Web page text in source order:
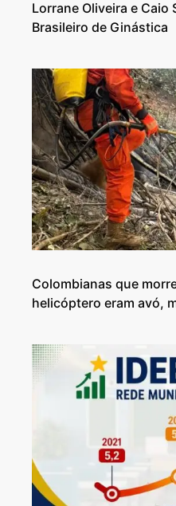
Lorrane Oliveira e Caio
Brasileiro de Ginástica
Colombianas que
helicóptero eram avó,